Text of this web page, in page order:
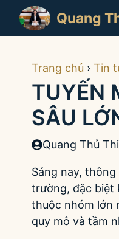
Chuyển
nội
Quang
Trang chủ › Tin
TUYẾN
SÂU
Quang Thủ
Sáng nay,
trường, đặc biệt
thuộc nhóm lớn
quy mô và tầm